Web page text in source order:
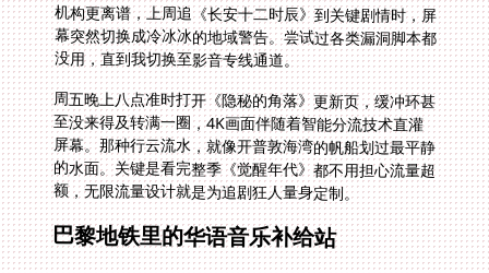
没用，直到我切换至影音专线通道。
周五晚上八点准时打开《隐秘的角落》更新页，缓冲环甚
至没来得及转满一圈，4K画面伴随着智能分流技术直灌
屏幕。那种行云流水，就像开普敦海湾的帆船划过最平静
的水面。关键是看完整季《觉醒年代》都不用担心流量超
额，无限流量设计就是为追剧狂人量身定制。
巴黎地铁里的华语音乐补给站